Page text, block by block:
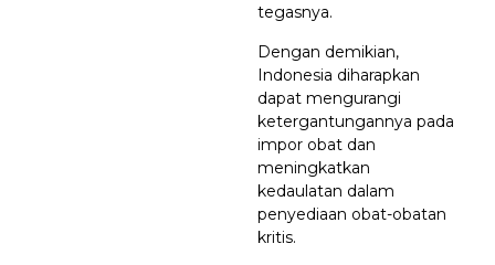
tegasnya.
Dengan demikian,
Indonesia diharapkan
dapat mengurangi
ketergantungannya pada
impor obat dan
meningkatkan
kedaulatan dalam
penyediaan obat-obatan
kritis.